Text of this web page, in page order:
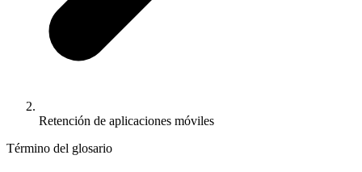
Retención de aplicaciones móviles
Término del glosario